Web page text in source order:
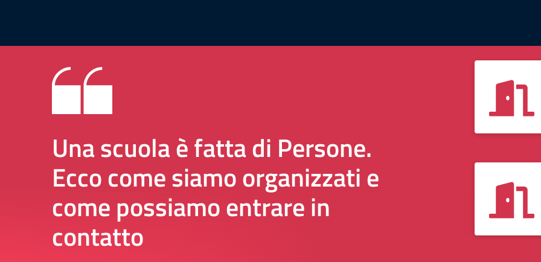
Una scuola è fatta di Persone.
Ecco come siamo organizzati e
come possiamo entrare in
contatto